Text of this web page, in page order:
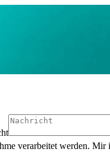
verarbeitet werden.